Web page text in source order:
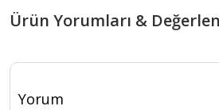
Ürün Yorumları &
Yorum